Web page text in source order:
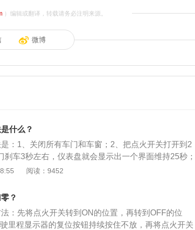
）编辑或翻译，转载请务必注明来源。
微博
什么？
：1、关闭所有车门和车窗；2、把点火开关打开到2
刹车3秒左右，仪表盘就会显示出一个界面维持25秒；
这个英文，代表保养灯已经完成归零。17年翼虎搭
值扭矩为350nm，传动方面与发动机匹配的是6速手自
阅读：9452
？
：先将点火开关转到ON的位置，再转到OFF的位
里程显示器的复位按钮持续按住不放，再将点火开关